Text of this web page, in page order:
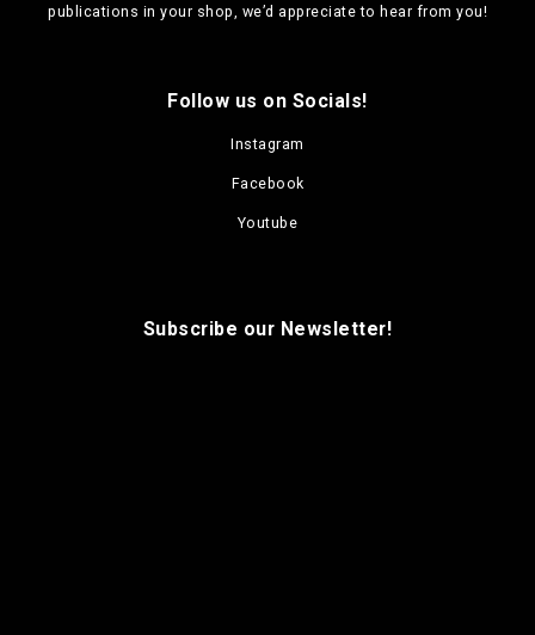
publications in your shop, we’d appreciate to hear from you!
Follow us on Socials!
Instagram
Facebook
Youtube
Subscribe our Newsletter!